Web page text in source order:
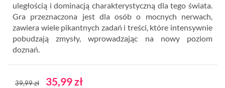
uległością i dominacją charakterystyczną dla tego świata.
Gra przeznaczona jest dla osób o mocnych nerwach,
zawiera wiele pikantnych zadań i treści, które intensywnie
pobudzają zmysły, wprowadzając na nowy poziom
doznań.
39,99 zł 35,99 zł